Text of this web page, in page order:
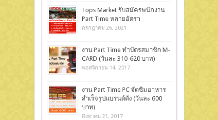
Tops Market รับสมัครพนักงาน
Part Time หลายอัตรา
กรกฎาคม 26, 2021
งาน Part Time ทำบัตรสมาชิก M-
CARD (วันละ 310-620 บาท)
พฤศจิกายน 14, 2017
งาน Part Time PC จัดซิมอาหาร
สำเร็จรูปแบรนด์ดัง (วันละ 600
บาท)
สิงหาคม 21, 2017